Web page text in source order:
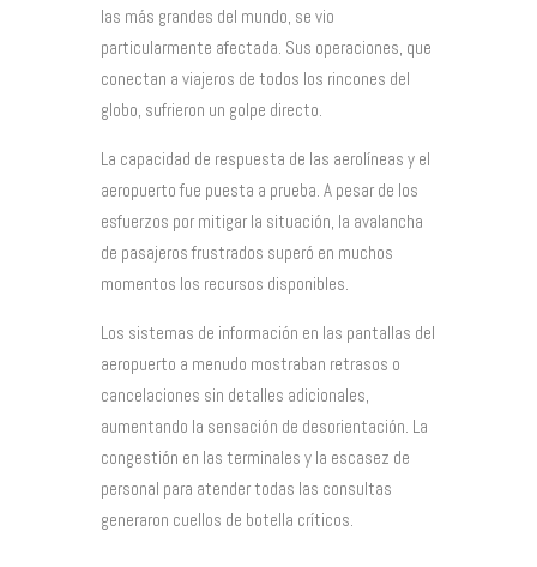
las más grandes del mundo, se vio
particularmente afectada. Sus operaciones, que
conectan a viajeros de todos los rincones del
globo, sufrieron un golpe directo.
La capacidad de respuesta de las aerolíneas y el
aeropuerto fue puesta a prueba. A pesar de los
esfuerzos por mitigar la situación, la avalancha
de pasajeros frustrados superó en muchos
momentos los recursos disponibles.
Los sistemas de información en las pantallas del
aeropuerto a menudo mostraban retrasos o
cancelaciones sin detalles adicionales,
aumentando la sensación de desorientación. La
congestión en las terminales y la escasez de
personal para atender todas las consultas
generaron cuellos de botella críticos.